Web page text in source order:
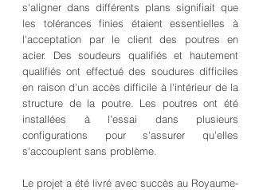
s'aligner dans différents plans signifiait que
les tolérances finies étaient essentielles à
l'acceptation par le client des poutres en
acier. Des soudeurs qualifiés et hautement
qualifiés ont effectué des soudures difficiles
en raison d'un accès difficile à l'intérieur de la
structure de la poutre. Les poutres ont été
installées à l'essai dans plusieurs
configurations pour s'assurer qu'elles
s'accouplent sans problème.
Le projet a été livré avec succès au Royaume-